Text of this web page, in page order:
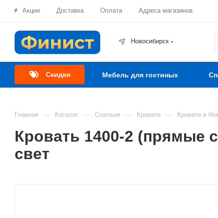
Акции Доставка Оплата Адреса магазинов
Новосибирск
Скидки Мебель для гостиных
Главная — Каталог — Спальня — Кровати — Кровати в
Кровать 1400-2 (прямые
свет